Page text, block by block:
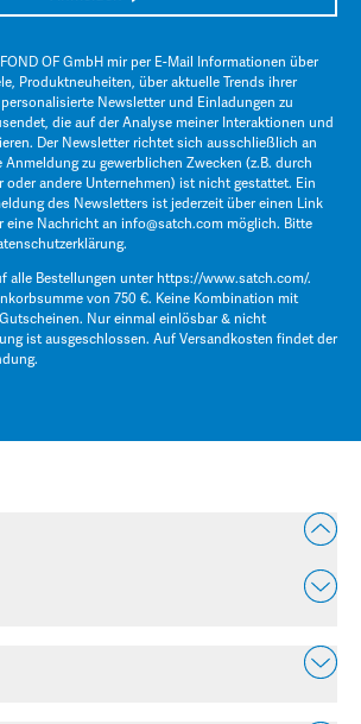
OF GmbH mir per E-Mail Informationen über
Produktneuheiten, über aktuelle Trends ihrer
Newsletter und Einladungen zu
die auf der Analyse meiner Interaktionen und
Der Newsletter richtet sich ausschließlich an
Anmeldung zu gewerblichen Zwecken (z.B. durch
oder andere Unternehmen) ist nicht gestattet. Ein
des Newsletters ist jederzeit über einen Link
eine Nachricht an info@satch.com möglich. Bitte
.
alle Bestellungen unter https://www.satch.com/.
von 750 €. Keine Kombination mit
Nur einmal einlösbar & nicht
ist ausgeschlossen. Auf Versandkosten findet der